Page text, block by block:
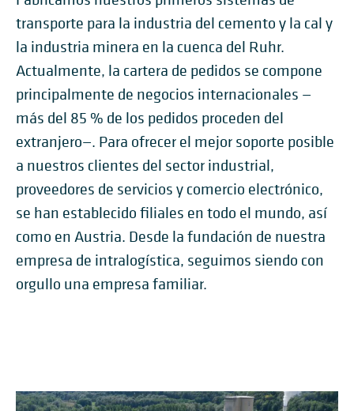
transporte para la industria del cemento y la cal y
la industria minera en la cuenca del Ruhr.
Actualmente, la cartera de pedidos se compone
principalmente de negocios internacionales —
más del 85 % de los pedidos proceden del
extranjero—. Para ofrecer el mejor soporte posible
a nuestros clientes del sector industrial,
proveedores de servicios y comercio electrónico,
se han establecido filiales en todo el mundo, así
como en Austria. Desde la fundación de nuestra
empresa de intralogística, seguimos siendo con
orgullo una empresa familiar.